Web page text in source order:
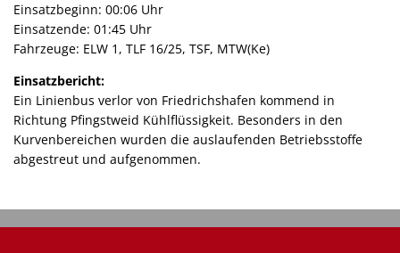
Einsatzbeginn: 00:06 Uhr
Einsatzende: 01:45 Uhr
Fahrzeuge: ELW 1, TLF 16/25, TSF, MTW(Ke)
Einsatzbericht:
Ein Linienbus verlor von Friedrichshafen kommend in
Richtung Pfingstweid Kühlflüssigkeit. Besonders in den
Kurvenbereichen wurden die auslaufenden Betriebsstoffe
abgestreut und aufgenommen.